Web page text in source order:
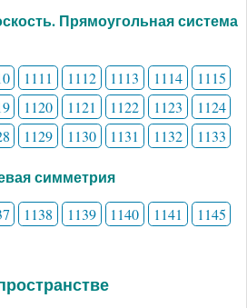
Прямоугольная система
1111 1112 1113 1114
1115
1120 1121 1122 1123
1124
1129 1130 1131 1132 1133
симметрия
1138 1139 1140 1141
1145